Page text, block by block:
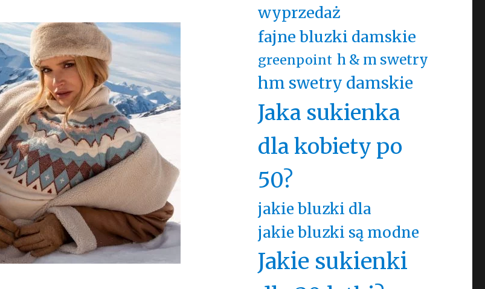
wyprzedaż
fajne bluzki damskie
greenpoint h & m swetry
hm swetry damskie
Jaka sukienka
dla kobiety po
50?
jakie bluzki dla
jakie bluzki są modne
Jakie sukienki